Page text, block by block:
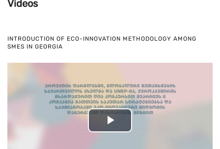
Videos
INTRODUCTION OF ECO-INNOVATION METHODOLOGY AMONG
SMES IN GEORGIA
Play